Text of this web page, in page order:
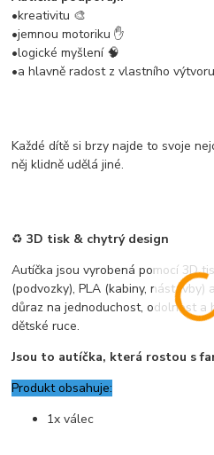
•kreativitu 🎨
•jemnou motoriku ✋
•logické myšlení 🧠
•a hlavně radost z vlastního výtvoru
Každé dítě si brzy najde to svoje
něj klidně udělá jiné.
♻️3D tisk & chytrý design
Autíčka jsou vyrobená pomocí 3D
(podvozky), PLA (kabiny, nástavby)
důraz na jednoduchost, odolnost a
dětské ruce.
Jsou to autíčka, která rostou s
Produkt obsahuje:
1x válec